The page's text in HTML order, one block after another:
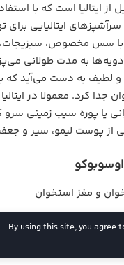
By using this site, you agree
ایتالیا است که با
ایتالیایی برای
با سس مخصوص،
به مدت طولانی
و لطیف به دست می‌آید که
جدا کرد. معمولا در
یا پوره سیب زمینی سرو
از پوست لیمو، سیر و
اوسوبوکو
و مغز استخوان